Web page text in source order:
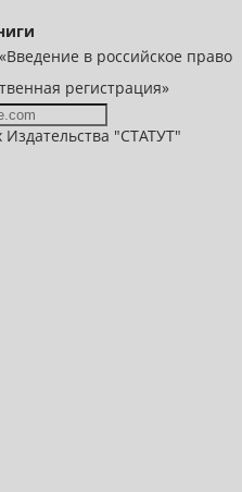
в российское право
регистрация»
"СТАТУТ"